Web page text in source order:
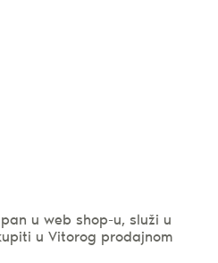
u web shop-u, služi u
u Vitorog prodajnom